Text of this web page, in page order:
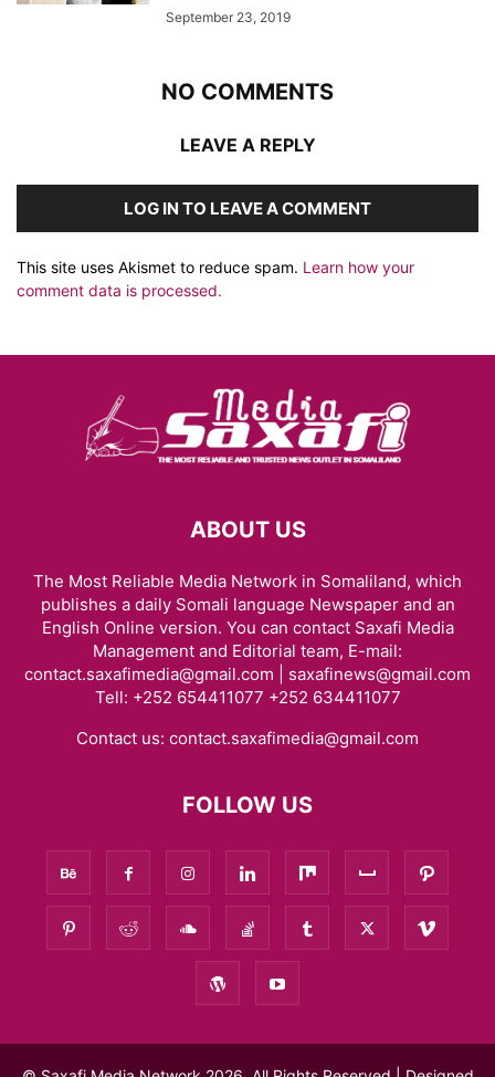
September 23, 2019
NO COMMENTS
LEAVE A REPLY
LOG IN TO LEAVE A COMMENT
This site uses Akismet to reduce spam. Learn how your
comment data is processed.
ABOUT US
The Most Reliable Media Network in Somaliland, which
publishes a daily Somali language Newspaper and an
English Online version. You can contact Saxafi Media
Management and Editorial team, E-mail:
contact.saxafimedia@gmail.com | saxafinews@gmail.com
Tell: +252 654411077 +252 634411077
Contact us: contact.saxafimedia@gmail.com
FOLLOW US